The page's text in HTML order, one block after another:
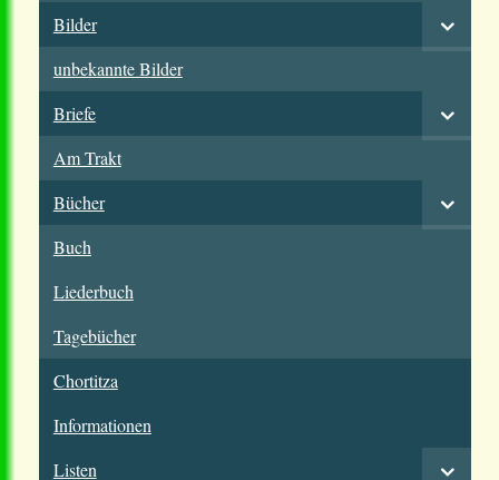
Bilder
unbekannte Bilder
Briefe
Am Trakt
Bücher
Buch
Liederbuch
Tagebücher
Chortitza
Informationen
Listen